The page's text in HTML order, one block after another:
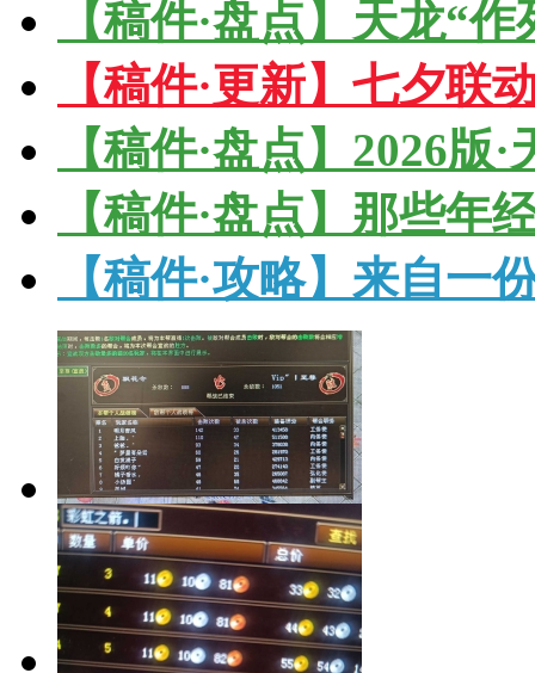
【稿件·盘点】天龙“
【稿件·更新】七夕联
【稿件·盘点】2026版
【稿件·盘点】那些
【稿件·攻略】来自一
打架就要无限
飞！